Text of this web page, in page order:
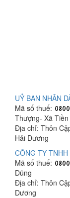
UỶ BAN NHÂN
Mã số thuế:
Thượng- Xã Tiền
Địa chỉ: Thôn
Hải Dương
CÔNG TY
Mã số thuế:
Dũng
Địa chỉ: Thôn
Dương